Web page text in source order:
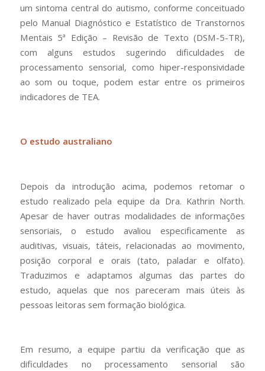
um sintoma central do autismo, conforme conceituado
pelo Manual Diagnóstico e Estatístico de Transtornos
Mentais 5ª Edição – Revisão de Texto (DSM-5-TR),
com alguns estudos sugerindo dificuldades de
processamento sensorial, como hiper-responsividade
ao som ou toque, podem estar entre os primeiros
indicadores de TEA.
O estudo australiano
Depois da introdução acima, podemos retomar o
estudo realizado pela equipe da Dra. Kathrin North.
Apesar de haver outras modalidades de informações
sensoriais, o estudo avaliou especificamente as
auditivas, visuais, táteis, relacionadas ao movimento,
posição corporal e orais (tato, paladar e olfato).
Traduzimos e adaptamos algumas das partes do
estudo, aquelas que nos pareceram mais úteis às
pessoas leitoras sem formação biológica.
Em resumo, a equipe partiu da verificação que as
dificuldades no processamento sensorial são